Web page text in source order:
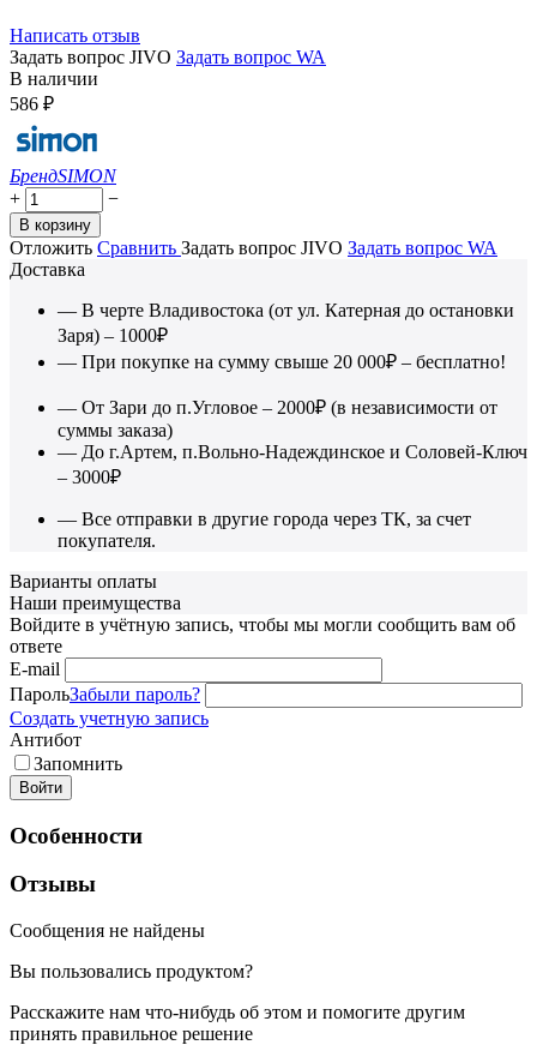
Написать отзыв
Задать вопрос JIVO Задать вопрос WA
В наличии
586 ₽
БрендSIMON
+
−
В корзину
Отложить Сравнить Задать вопрос JIVO Задать вопрос WA
Доставка
— В черте Владивостока (от ул. Катерная до остановки
Заря) – 1000₽
— При покупке на сумму свыше 20 000₽ – бесплатно!
— От Зари до п.Угловое – 2000₽ (в независимости от
суммы заказа)
— До г.Артем, п.Вольно-Надеждинское и Соловей-Ключ
– 3000₽
— Все отправки в другие города через ТК, за счет
покупателя.
Варианты оплаты
Наши преимущества
Войдите в учётную запись, чтобы мы могли сообщить вам об
ответе
E-mail
ПарольЗабыли пароль?
Создать учетную запись
Антибот
Запомнить
Войти
Особенности
Отзывы
Сообщения не найдены
Вы пользовались продуктом?
Расскажите нам что-нибудь об этом и помогите другим
принять правильное решение